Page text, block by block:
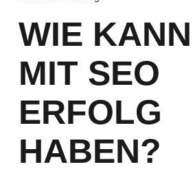
WIE
MIT SEO
ERFOLG
HABEN?